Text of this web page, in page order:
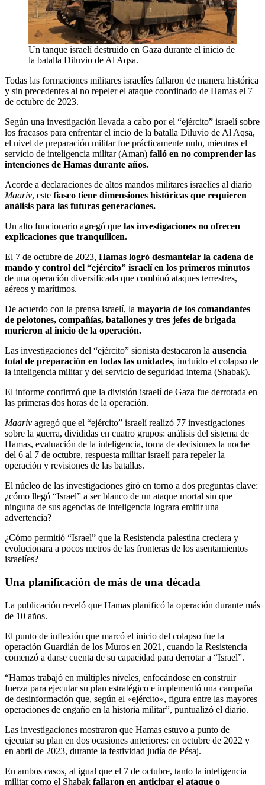
Un tanque israelí destruido en Gaza durante el inicio de
la batalla Diluvio de Al Aqsa.
Todas las formaciones militares israelíes fallaron de manera histórica
y sin precedentes al no repeler el ataque coordinado de Hamas el 7
de octubre de 2023.
Según una investigación llevada a cabo por el “ejército” israelí sobre
los fracasos para enfrentar el incio de la batalla Diluvio de Al Aqsa,
el nivel de preparación militar fue prácticamente nulo, mientras el
servicio de inteligencia militar (Aman) falló en no comprender las
intenciones de Hamas durante años.
Acorde a declaraciones de altos mandos militares israelíes al diario
Maariv, este fiasco tiene dimensiones históricas que requieren
análisis para las futuras generaciones.
Un alto funcionario agregó que las investigaciones no ofrecen
explicaciones que tranquilicen.
El 7 de octubre de 2023, Hamas logró desmantelar la cadena de
mando y control del “ejército” israelí en los primeros minutos
de una operación diversificada que combinó ataques terrestres,
aéreos y marítimos.
De acuerdo con la prensa israelí, la mayoría de los comandantes
de pelotones, compañías, batallones y tres jefes de brigada
murieron al inicio de la operación.
Las investigaciones del “ejército” sionista destacaron la ausencia
total de preparación en todas las unidades, incluido el colapso de
la inteligencia militar y del servicio de seguridad interna (Shabak).
El informe confirmó que la división israelí de Gaza fue derrotada en
las primeras dos horas de la operación.
Maariv agregó que el “ejército” israelí realizó 77 investigaciones
sobre la guerra, divididas en cuatro grupos: análisis del sistema de
Hamas, evaluación de la inteligencia, toma de decisiones la noche
del 6 al 7 de octubre, respuesta militar israelí para repeler la
operación y revisiones de las batallas.
El núcleo de las investigaciones giró en torno a dos preguntas clave:
¿cómo llegó “Israel” a ser blanco de un ataque mortal sin que
ninguna de sus agencias de inteligencia lograra emitir una
advertencia?
¿Cómo permitió “Israel” que la Resistencia palestina creciera y
evolucionara a pocos metros de las fronteras de los asentamientos
israelíes?
Una planificación de más de una década
La publicación reveló que Hamas planificó la operación durante más
de 10 años.
El punto de inflexión que marcó el inicio del colapso fue la
operación Guardián de los Muros en 2021, cuando la Resistencia
comenzó a darse cuenta de su capacidad para derrotar a “Israel”.
“Hamas trabajó en múltiples niveles, enfocándose en construir
fuerza para ejecutar su plan estratégico e implementó una campaña
de desinformación que, según el «ejército», figura entre las mayores
operaciones de engaño en la historia militar”, puntualizó el diario.
Las investigaciones mostraron que Hamas estuvo a punto de
ejecutar su plan en dos ocasiones anteriores: en octubre de 2022 y
en abril de 2023, durante la festividad judía de Pésaj.
En ambos casos, al igual que el 7 de octubre, tanto la inteligencia
militar como el Shabak fallaron en anticipar el ataque o